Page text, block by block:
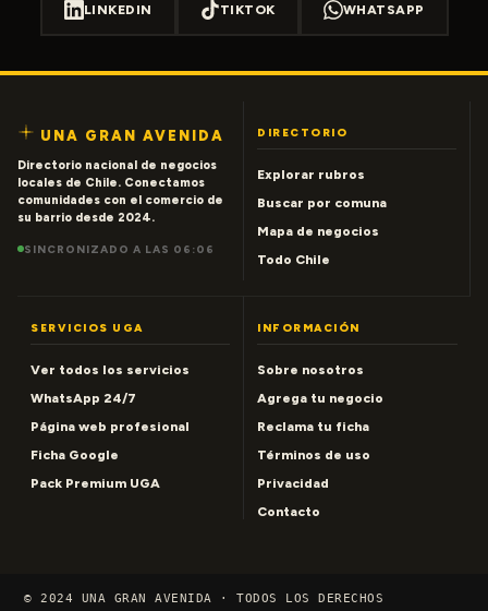
LINKEDIN TIKTOK WHATSAPP
UNA GRAN AVENIDA
Directorio nacional de negocios
locales de Chile. Conectamos
comunidades con el comercio de
su barrio desde 2024.
SINCRONIZADO A LAS 06:06
DIRECTORIO
Explorar rubros
Buscar por comuna
Mapa de negocios
Todo Chile
SERVICIOS UGA
Ver todos los servicios
WhatsApp 24/7
Página web profesional
Ficha Google
Pack Premium UGA
INFORMACIÓN
Sobre nosotros
Agrega tu negocio
Reclama tu ficha
Términos de uso
Privacidad
Contacto
© 2024 UNA GRAN AVENIDA · TODOS LOS DERECHOS